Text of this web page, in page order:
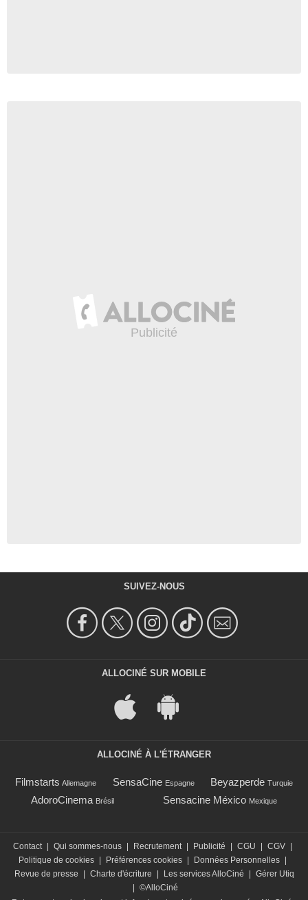
SUIVEZ-NOUS
ALLOCINÉ SUR MOBILE
ALLOCINÉ À L'ÉTRANGER
Filmstarts Allemagne SensaCine Espagne Beyazperde Turquie
AdoroCinema Brésil Sensacine México Mexique
Contact | Qui sommes-nous | Recrutement | Publicité | CGU | CGV |
Politique de cookies | Préférences cookies | Données Personnelles |
Revue de presse
| Charte d'écriture | Les services AlloCiné | Gérer Utiq
| ©AlloCiné